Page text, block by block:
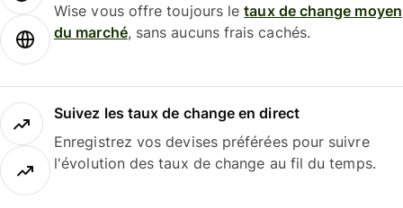
Wise vous offre toujours letaux de change moyen
du marché, sans aucuns frais cachés.
Suivez les taux de change en direct
Enregistrez vos devises préférées pour suivre
l'évolution des taux de change au fil du temps.